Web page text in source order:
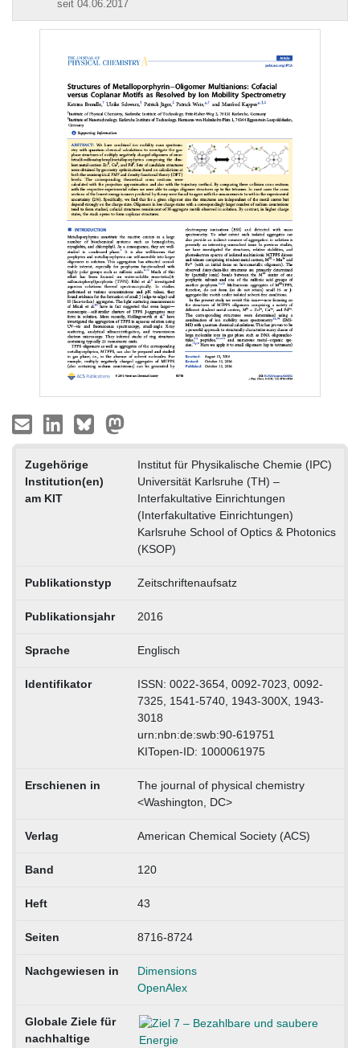
seit 04.06.2017
Zugehörige
Institution(en)
am KIT
Institut für Physikalische Chemie (IPC)
Universität Karlsruhe (TH) –
Interfakultative Einrichtungen
(Interfakultative Einrichtungen)
Karlsruhe School of Optics & Photonics
(KSOP)
Publikationstyp Zeitschriftenaufsatz
Publikationsjahr 2016
Sprache Englisch
Identifikator
ISSN: 0022-3654, 0092-7023, 0092-
7325, 1541-5740, 1943-300X, 1943-
3018
urn:nbn:de:swb:90-619751
KITopen-ID: 1000061975
Erschienen in
The journal of physical chemistry
<Washington, DC>
Verlag American Chemical Society (ACS)
Band 120
Heft 43
Seiten 8716-8724
Nachgewiesen in
Dimensions
OpenAlex
Globale Ziele für
nachhaltige